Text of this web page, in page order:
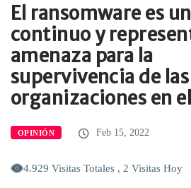
El ransomware es
continuo y
amenaza para la
supervivencia de las
organizaciones en
OPINIÓN Feb 15, 2022
4.929 Visitas Totales , 2 Visitas Hoy